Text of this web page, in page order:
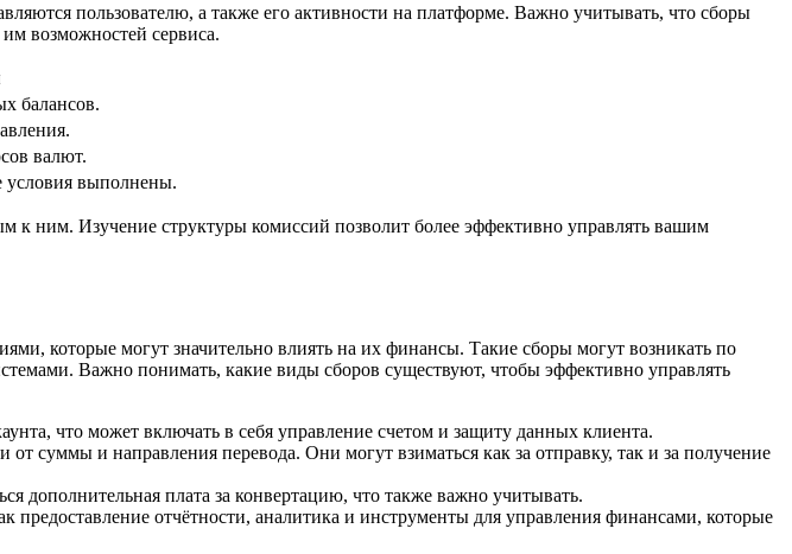
пользователю, а также его активности на платформе. Важно учитывать, что сборы
возможностей сервиса.
балансов.
валют.
условия выполнены.
к ним. Изучение структуры комиссий позволит более эффективно управлять вашим
которые могут значительно влиять на их финансы. Такие сборы могут возникать по
Важно понимать, какие виды сборов существуют, чтобы эффективно управлять
что может включать в себя управление счетом и защиту данных клиента.
суммы и направления перевода. Они могут взиматься как за отправку, так и за получение
дополнительная плата за конвертацию, что также важно учитывать.
отчётности, аналитика и инструменты для управления финансами, которые